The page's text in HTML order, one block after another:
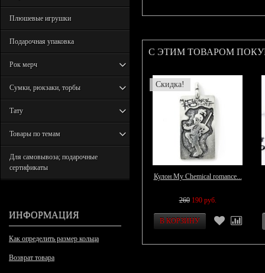
Плюшевые игрушки
Подарочная упаковка
Рок мерч
Сумки, рюкзаки, торбы
Тату
Товары по темам
Для самовывоза; подарочные
сертификаты
ИНФОРМАЦИЯ
Как определить размер кольца
Возврат товара
С ЭТИМ ТОВАРОМ
Скидка!
Кулон My Chemical romance...
260 190 руб.